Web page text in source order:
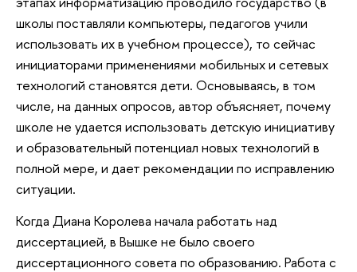
школы поставляли компьютеры, педагогов учили
использовать их в учебном процессе), то сейчас
инициаторами применениями мобильных и сетевых
технологий становятся дети. Основываясь, в том
числе, на данных опросов, автор объясняет, почему
школе не удается использовать детскую инициативу
и образовательный потенциал новых технологий в
полной мере, и дает рекомендации по исправлению
ситуации.
Когда Диана Королева начала работать над
диссертацией, в Вышке не было своего
диссертационного совета по образованию. Работа с